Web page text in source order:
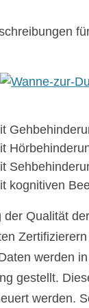
kognitiven
Qualität
werden
gestellt.
werden.